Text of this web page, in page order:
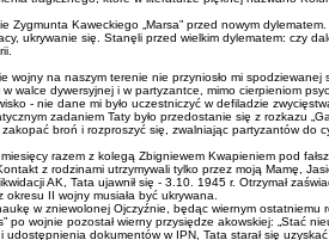
Zygmunta Kaweckiego „Marsa” przed nowym
ukrywanie się. Stanęli przed wielkim dylematem: czy
wojny na naszym terenie nie przyniosło mi
walce dywersyjnej i w partyzantce, mimo cierpieniom
- nie dane mi było uczestniczyć w defiladzie
zadaniem Taty było przedostanie się z rozkazu
broń i rozproszyć się, zwalniając partyzantów do
razem z kolegą Zbigniewem Kwapieniem pod
z rodzinami utrzymywali tylko przez moją Mamę,
AK, Tata ujawnił się - 3.10. 1945 r. Otrzymał
II wojny musiała być ukrywana.
w zniewolonej Ojczyźnie, będąc wiernym
po wojnie pozostał wierny przysiędze akowskiej: „Stać
udostępnienia dokumentów w IPN, Tata starał się